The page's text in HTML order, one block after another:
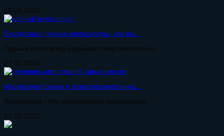
16.04.2026
Бюджетные горные велосипеды: как вы...
Горный велосипед открывает мир приключен...
27.02.2026
Медикаментозное и психотерапевтичес...
Алкоголизм - это комплексное хроническое...
17.12.2025